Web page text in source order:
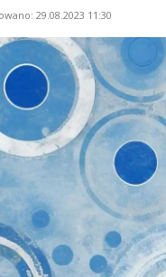
29.08.2023 11:30